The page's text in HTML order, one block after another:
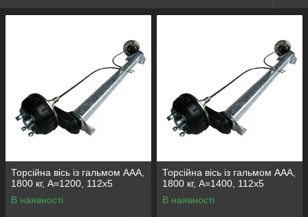
Торсійна вісь із гальмом ААА,
1800 кг, А=1200, 112х5
В наявності
Торсійна вісь із гальмом ААА,
1800 кг, А=1400, 112х5
В наявності